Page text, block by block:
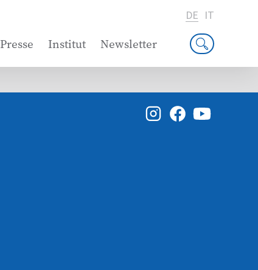
Presse Institut Newsletter
DE IT